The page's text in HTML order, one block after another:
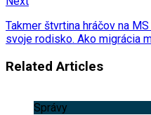
Takmer štvrtina hráčov na
svoje rodisko. Ako migrácia
Related Articles
Správy